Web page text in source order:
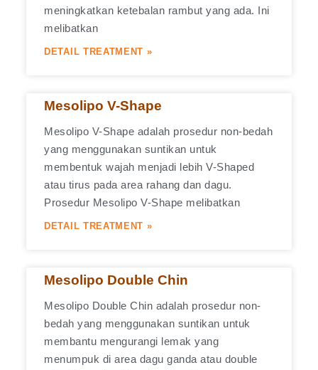
meningkatkan ketebalan rambut yang ada. Ini
melibatkan
DETAIL TREATMENT »
Mesolipo V-Shape
Mesolipo V-Shape adalah prosedur non-bedah
yang menggunakan suntikan untuk
membentuk wajah menjadi lebih V-Shaped
atau tirus pada area rahang dan dagu.
Prosedur Mesolipo V-Shape melibatkan
DETAIL TREATMENT »
Mesolipo Double Chin
Mesolipo Double Chin adalah prosedur non-
bedah yang menggunakan suntikan untuk
membantu mengurangi lemak yang
menumpuk di area dagu ganda atau double